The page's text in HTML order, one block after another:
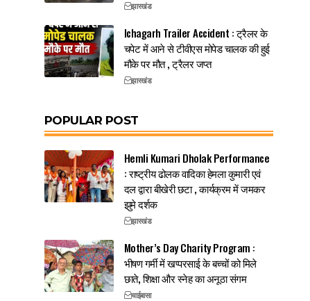
झारखंड
Ichagarh Trailer Accident : ट्रैलर के
चपेट में आने से टीवीएस मोपेड चालक की हुई
मौके पर मौत , ट्रैलर जप्त
झारखंड
POPULAR POST
Hemli Kumari Dholak Performance
: राष्ट्रीय ढोलक वादिका हेमला कुमारी एवं
दल द्वारा बीखेरी छटा , कार्यक्रम में जमकर
झुमे दर्शक
झारखंड
Mother’s Day Charity Program :
भीषण गर्मी में खप्परसाई के बच्चों को मिले
छाते, शिक्षा और स्नेह का अनूठा संगम
चाईबासा